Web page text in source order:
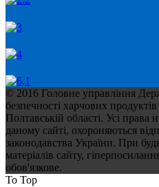
© 2016 Головне управління
безпечності харчових
Полтавській області. Усі
даному сайті, охороняються
законодавства України. При
матеріалів сайту,
обов'язкове.
To Top